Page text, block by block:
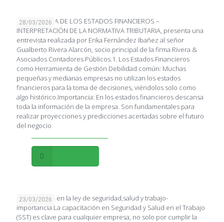
28/03/2026
IMPORTANCIA DE LOS ESTADOS FINANCIEROS –
INTERPRETACIÓN DE LA NORMATIVA TRIBUTARIA, presenta una
entrevista realizada por Erika Fernández Ibañez al señor
Gualberto Rivera Alarcón, socio principal de la firma Rivera &
Asociados Contadores Públicos.1. Los Estados Financieros
como Herramienta de Gestión Debilidad común: Muchas
pequeñas y medianas empresas no utilizan los estados
financieros para la toma de decisiones, viéndolos solo como
algo histórico.Importancia: En los estados financieros descansa
toda la información de la empresa. Son fundamentales para
realizar proyecciones y predicciones acertadas sobre el futuro
del negocio
23/03/2026
Capacitación en la ley de seguridad,salud y trabajo-
importancia.La capacitación en Seguridad y Salud en el Trabajo
(SST) es clave para cualquier empresa, no solo por cumplir la